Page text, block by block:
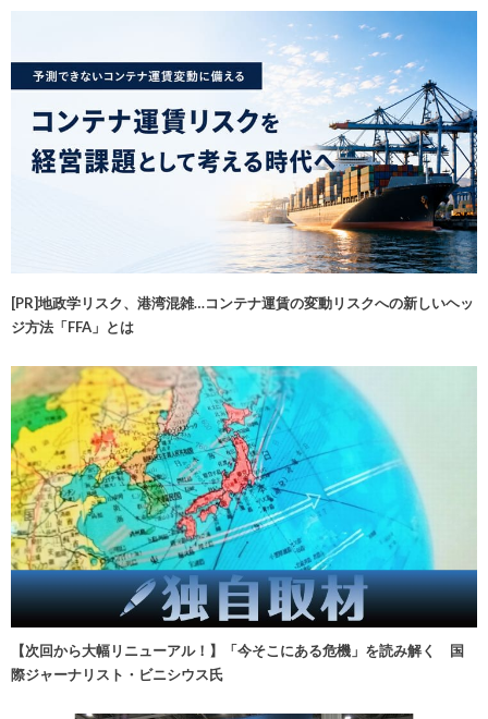
[PR]地政学リスク、港湾混雑…コンテナ運賃の変動リスクへの新しいヘッ
ジ方法「FFA」とは
【次回から大幅リニューアル！】「今そこにある危機」を読み解く 国
際ジャーナリスト・ビニシウス氏